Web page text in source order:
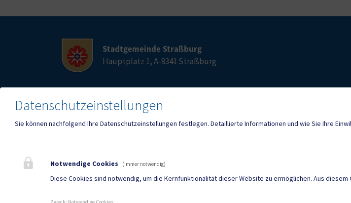
Stadtgemeinde Straßburg
Hauptplatz 1, A-9341 Straßburg
Telefon
04266 2395
Datenschutzeinstellungen
Sie können nachfolgend Ihre Datenschutzeinstellungen festlegen. Detaillierte Informationen und wie Sie Ihre
Notwendige Cookies (immer notwendig)
Diese Cookies sind notwendig, um die Kernfunktionalität dieser Website zu ermöglichen. Aus